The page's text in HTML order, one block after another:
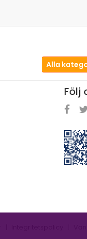
Alla
Följ